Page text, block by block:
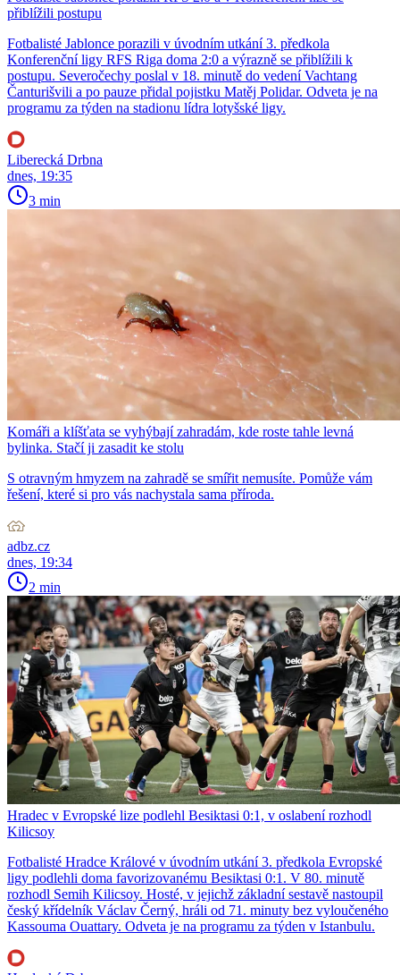
přiblížili postupu
Fotbalisté Jablonce porazili v úvodním utkání 3. předkola
Konferenční ligy RFS Riga doma 2:0 a výrazně se přiblížili k
postupu. Severočechy poslal v 18. minutě do vedení Vachtang
Čanturišvili a po pauze přidal pojistku Matěj Polidar. Odveta je na
programu za týden na stadionu lídra lotyšské ligy.
Liberecká Drbna
dnes, 19:35
3 min
Komáři a klíšťata se vyhýbají zahradám, kde roste tahle levná
bylinka. Stačí ji zasadit ke stolu
S otravným hmyzem na zahradě se smířit nemusíte. Pomůže vám
řešení, které si pro vás nachystala sama příroda.
adbz.cz
dnes, 19:34
2 min
Hradec v Evropské lize podlehl Besiktasi 0:1, v oslabení rozhodl
Kilicsoy
Fotbalisté Hradce Králové v úvodním utkání 3. předkola Evropské
ligy podlehli doma favorizovanému Besiktasi 0:1. V 80. minutě
rozhodl Semih Kilicsoy. Hosté, v jejichž základní sestavě nastoupil
český křídelník Václav Černý, hráli od 71. minuty bez vyloučeného
Kassouma Ouattary. Odveta je na programu za týden v Istanbulu.